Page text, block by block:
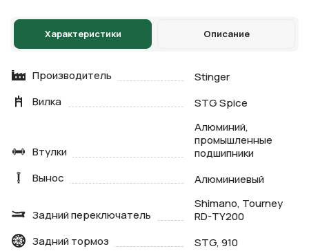
Характеристики Описание
Производитель
Stinger
Вилка
STG Spice
Втулки
Алюминий,
промышленные
подшипники
Вынос
Алюминиевый
Задний переключатель
Shimano, Tourney
RD-TY200
Задний тормоз
STG, 910